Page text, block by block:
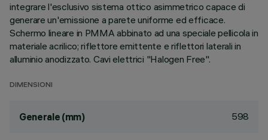
integrare l'esclusivo sistema ottico asimmetrico capace di
generare un'emissione a parete uniforme ed efficace.
Schermo lineare in PMMA abbinato ad una speciale pellicola in
materiale acrilico; riflettore emittente e riflettori laterali in
alluminio anodizzato. Cavi elettrici "Halogen Free".
DIMENSIONI
Generale (mm) 598